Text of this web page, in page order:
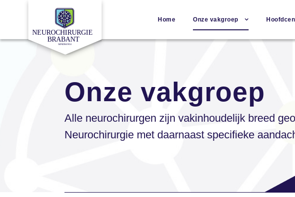
Home Onze vakgroep
Onze vakgroep
Alle neurochirurgen zijn vakinhoudelijk breed
Neurochirurgie met daarnaast specifieke